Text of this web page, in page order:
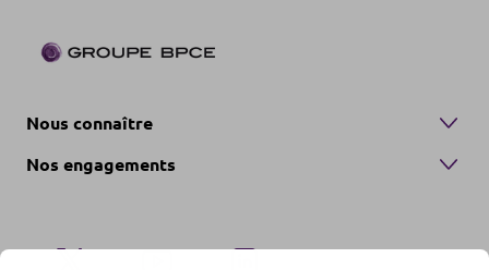
Nous connaître
Nos engagements